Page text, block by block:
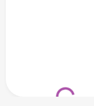
Loading...